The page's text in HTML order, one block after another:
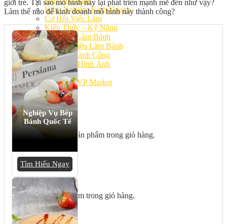
Kinh Nghiệm Kinh Doanh
Cơ Hội Việc Làm
Kiến Thức – Kỹ Năng
Dụng Cụ Làm Bánh
Nguyên Liệu Làm Bánh
Gương Thành Công
Thư Viện Hình Ảnh
Hỏi Đáp
Siêu thị ĐVP Market
Việc Làm
Chưa có sản phẩm trong giỏ hàng.
Giỏ hàng
Chưa có sản phẩm trong giỏ hàng.
giới trẻ. Tại sao mô hình này lại phát triển mạnh mẽ đến như vậy?
Làm thế nào để kinh doanh mô hình này thành công?
Nghiệp Vụ Bếp
Bánh Quốc Tế
Tìm Hiểu Ngay